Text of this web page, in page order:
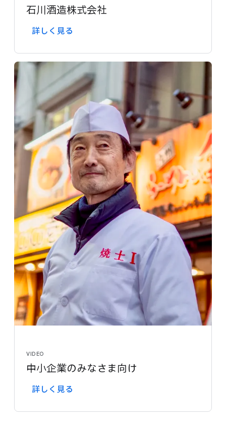
石川酒造株式会社
詳しく​見る
VIDEO
中​小企業のみなさま向け
詳しく​見る